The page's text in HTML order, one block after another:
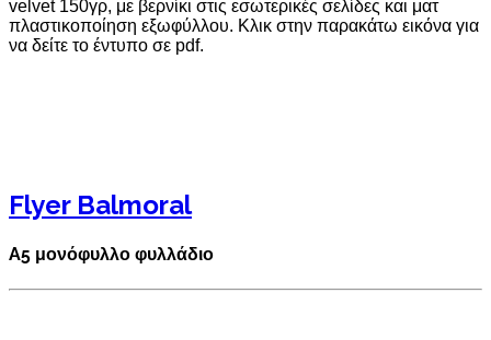
velvet 150γρ, με βερνίκι στις εσωτερικές σελίδες και ματ
πλαστικοποίηση εξωφύλλου. Κλικ στην παρακάτω εικόνα για
να δείτε το έντυπο σε pdf.
Flyer Balmoral
A5 μονόφυλλο φυλλάδιο